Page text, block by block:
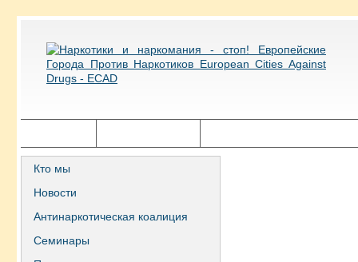
Кто мы
Новости
Антинаркотическая коалиция
Семинары